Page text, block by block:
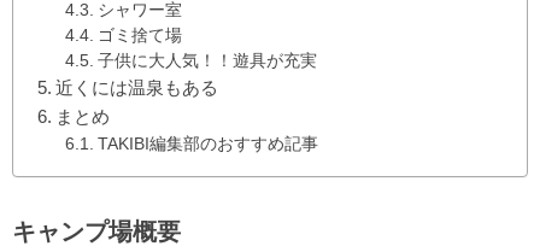
シャワー室
ゴミ捨て場
子供に大人気！！遊具が充実
近くには温泉もある
まとめ
TAKIBI編集部のおすすめ記事
キャンプ場概要